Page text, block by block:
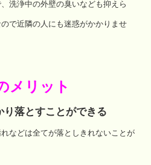
洗浄中の外壁の臭いなども抑えら
で近隣の人にも迷惑がかかりませ
メリット
り落とすことができる
などは全てが落としきれないことが